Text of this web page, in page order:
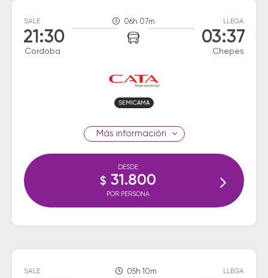
SALE
21:30
Cordoba
06h 07m LLEGA
03:37
Chepes
SEMICAMA
información
DESDE
$ 31.800
POR PERSONA
SALE 05h 10m LLEGA